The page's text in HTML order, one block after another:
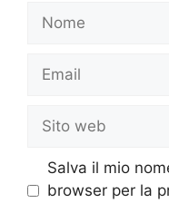
Nome
Email
Sito
web
Salva il mio
browser per la